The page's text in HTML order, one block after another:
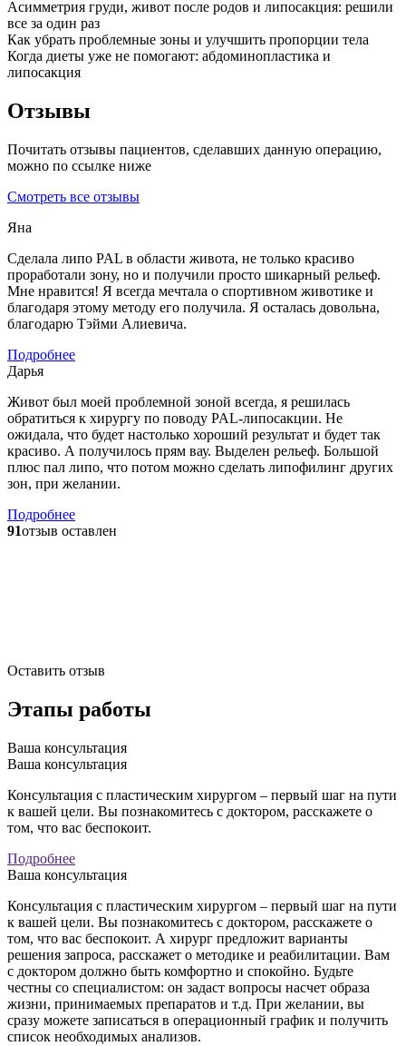
Асимметрия груди, живот после родов и липосакция: решили
все за один раз
Как убрать проблемные зоны и улучшить пропорции тела
Когда диеты уже не помогают: абдоминопластика и
липосакция
Отзывы
Почитать отзывы пациентов, сделавших данную операцию,
можно по ссылке ниже
Смотреть все отзывы
Яна
Сделала липо PAL в области живота, не только красиво
проработали зону, но и получили просто шикарный рельеф.
Мне нравится! Я всегда мечтала о спортивном животике и
благодаря этому методу его получила. Я осталась довольна,
благодарю Тэйми Алиевича.
Подробнее
Дарья
Живот был моей проблемной зоной всегда, я решилась
обратиться к хирургу по поводу PAL-липосакции. Не
ожидала, что будет настолько хороший результат и будет так
красиво. А получилось прям вау. Выделен рельеф. Большой
плюс пал липо, что потом можно сделать липофилинг других
зон, при желании.
Подробнее
91отзыв оставлен
Оставить отзыв
Этапы работы
Ваша консультация
Ваша консультация
Консультация с пластическим хирургом – первый шаг на пути
к вашей цели. Вы познакомитесь с доктором, расскажете о
том, что вас беспокоит.
Подробнее
Ваша консультация
Консультация с пластическим хирургом – первый шаг на пути
к вашей цели. Вы познакомитесь с доктором, расскажете о
том, что вас беспокоит. А хирург предложит варианты
решения запроса, расскажет о методике и реабилитации. Вам
с доктором должно быть комфортно и спокойно. Будьте
честны со специалистом: он задаст вопросы насчет образа
жизни, принимаемых препаратов и т.д. При желании, вы
сразу можете записаться в операционный график и получить
список необходимых анализов.